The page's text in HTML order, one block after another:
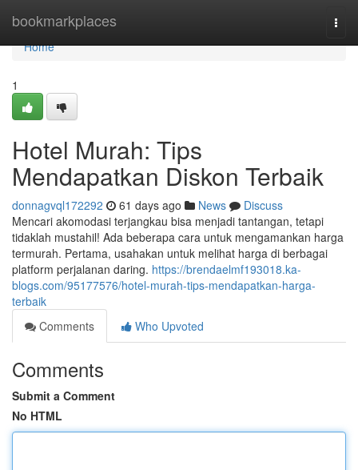
bookmarkplaces
Home
Home
1
Hotel Murah: Tips
Mendapatkan Diskon Terbaik
donnagvql172292 61 days ago News
Discuss
Mencari akomodasi terjangkau bisa menjadi tantangan, tetapi
tidaklah mustahil! Ada beberapa cara untuk mengamankan harga
termurah. Pertama, usahakan untuk melihat harga di berbagai
platform perjalanan daring. https://brendaelmf193018.ka-
blogs.com/95177576/hotel-murah-tips-mendapatkan-harga-
terbaik
Comments
Who Upvoted
Comments
Submit a Comment
No HTML